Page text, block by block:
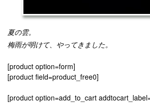
夏の雲。
梅雨が明けて、やってきました。
[product option=form]
[product field=product_free0]
[product option=add_to_cart